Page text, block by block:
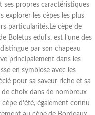
ses propres caractéristiques
explorer les cèpes les plus
particularités.Le cèpe de
Boletus edulis, est l’une des
par son chapeau
principalement dans les
en symbiose avec les
pour sa saveur riche et sa
choix dans de nombreux
d’été, également connu